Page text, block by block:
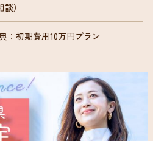
）
初期費用10万円プラン